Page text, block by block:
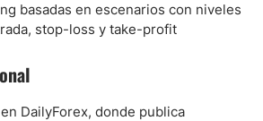
basadas en escenarios con niveles
stop-loss y take-profit
DailyForex, donde publica